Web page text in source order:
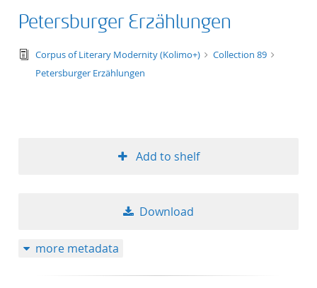
Petersburger Erzählungen
text/tg.edition+tg.aggregation+xml
Corpus of Literary Modernity (Kolimo+)
Collection 89
Petersburger Erzählungen
Add to shelf
Download
more metadata